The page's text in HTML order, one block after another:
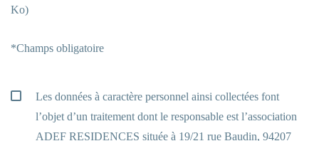
Ko)
*Champs obligatoire
Les données à caractère personnel ainsi collectées font
l’objet d’un traitement dont le responsable est l’association
ADEF RESIDENCES située à 19/21 rue Baudin, 94207